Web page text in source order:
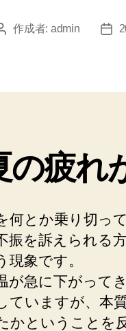
投
作成者: admin
投
の疲れ
何とか乗り切っ
振を訴えられる
現象です。
が急に下がって
ていますが、本
かということを